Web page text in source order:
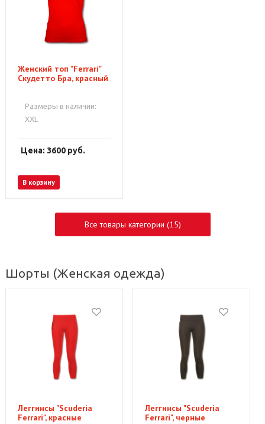
Женский топ "Ferrari"
Скудетто Бра, красный
Размеры в наличии:
XXL
Цена: 3600 руб.
В корзину
Все товары категории (15)
Шорты (Женская одежда)
Леггинсы "Scuderia
Ferrari", красные
Леггинсы "Scuderia
Ferrari", черные